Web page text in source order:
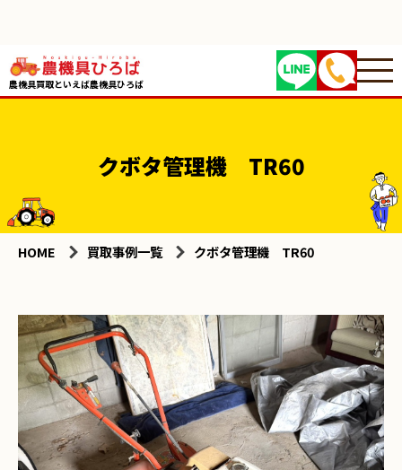
農機具買取といえば農機具ひろば
クボタ管理機 TR60
HOME 買取事例一覧 クボタ管理機 TR60